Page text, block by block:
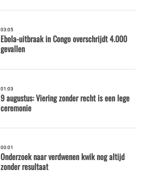
03:05
Ebola-uitbraak in Congo overschrijdt 4.000
gevallen
01:03
9 augustus: Viering zonder recht is een lege
ceremonie
00:01
Onderzoek naar verdwenen kwik nog altijd
zonder resultaat